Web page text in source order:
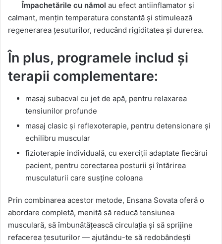
Împachetările cu nămol au efect antiinflamator și
calmant, mențin temperatura constantă și stimulează
regenerarea țesuturilor, reducând rigiditatea și durerea.
În plus, programele includ și
terapii complementare:
masaj subacval cu jet de apă, pentru relaxarea
tensiunilor profunde
masaj clasic și reflexoterapie, pentru detensionare și
echilibru muscular
fizioterapie individuală, cu exerciții adaptate fiecărui
pacient, pentru corectarea posturii și întărirea
musculaturii care susține coloana
Prin combinarea acestor metode, Ensana Sovata oferă o
abordare completă, menită să reducă tensiunea
musculară, să îmbunătățească circulația și să sprijine
refacerea țesuturilor — ajutându-te să redobândești